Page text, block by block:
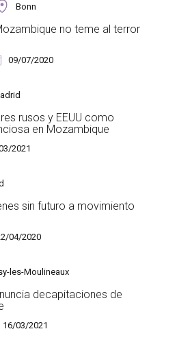
Bonn
no teme al terror
09/07/2020
rusos y EEUU como
en Mozambique
2021
sin futuro a movimiento
04/2020
les-Moulineaux
decapitaciones de
16/03/2021